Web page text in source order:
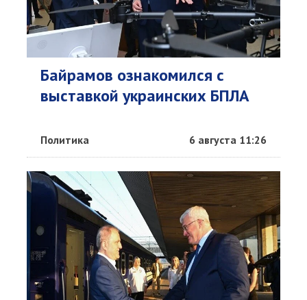
Байрамов ознакомился с
выставкой украинских БПЛА
Политика 6 августа 11:26